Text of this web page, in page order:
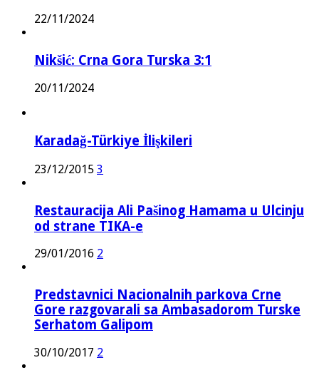
22/11/2024
Nikšić: Crna Gora Turska 3:1
20/11/2024
Karadağ-Türkiye İlişkileri
23/12/2015 3
Restauracija Ali Pašinog Hamama u Ulcinju
od strane TIKA-e
29/01/2016 2
Predstavnici Nacionalnih parkova Crne
Gore razgovarali sa Ambasadorom Turske
Serhatom Galipom
30/10/2017 2